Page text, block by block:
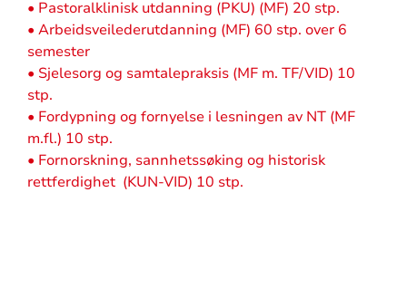
• Pastoralklinisk utdanning (PKU) (MF) 20 stp.
• Arbeidsveilederutdanning (MF) 60 stp. over 6
semester
• Sjelesorg og samtalepraksis (MF m. TF/VID) 10
stp.
• Fordypning og fornyelse i lesningen av NT (MF
m.fl.) 10 stp.
• Fornorskning, sannhetssøking og historisk
rettferdighet (KUN-VID) 10 stp.